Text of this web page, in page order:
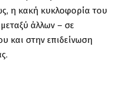
η κακή κυκλοφορία του
άλλων – σε
και στην επιδείνωση